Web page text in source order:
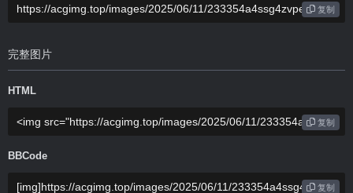
复制
完整图片
HTML
复制
BBCode
复制